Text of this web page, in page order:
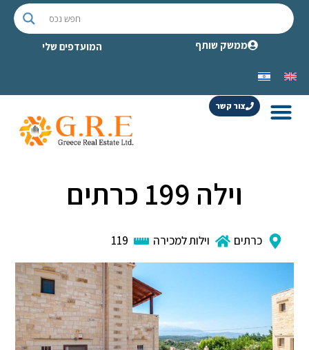
ממשק שותף המועדפים שלי
צור קשר
וילה 199 כרתים
כרתים וילות למכירה 119